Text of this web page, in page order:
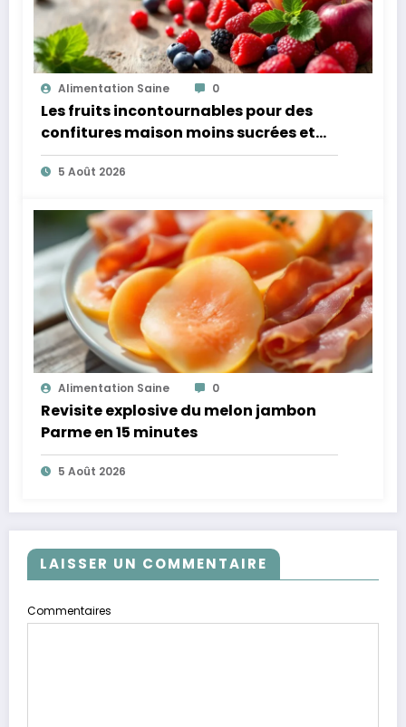
Alimentation Saine 0
Les fruits incontournables pour des
confitures maison moins sucrées et
plus légères
5 Août 2026
Alimentation Saine 0
Revisite explosive du melon jambon
Parme en 15 minutes
5 Août 2026
LAISSER UN COMMENTAIRE
Commentaires